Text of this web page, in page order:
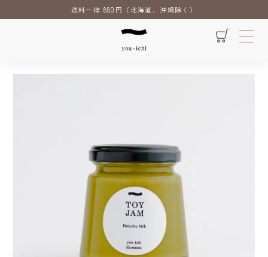
送料一律 880円（北海道、沖縄除く）